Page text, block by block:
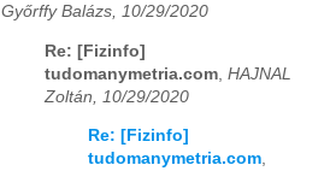
Győrffy Balázs, 10/29/2020
Re: [Fizinfo]
tudomanymetria.com HAJNAL
Zoltán, 10/29/2020
Re: [Fizinfo]
tudomanymetria.com,